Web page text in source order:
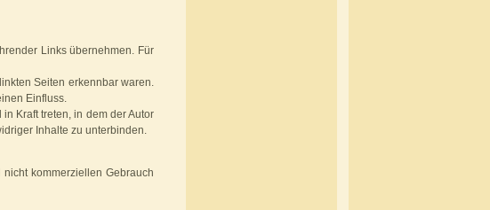
Links übernehmen. Für
Seiten erkennbar waren.
Einfluss.
Kraft treten, in dem der Autor
Inhalte zu unterbinden.
kommerziellen Gebrauch